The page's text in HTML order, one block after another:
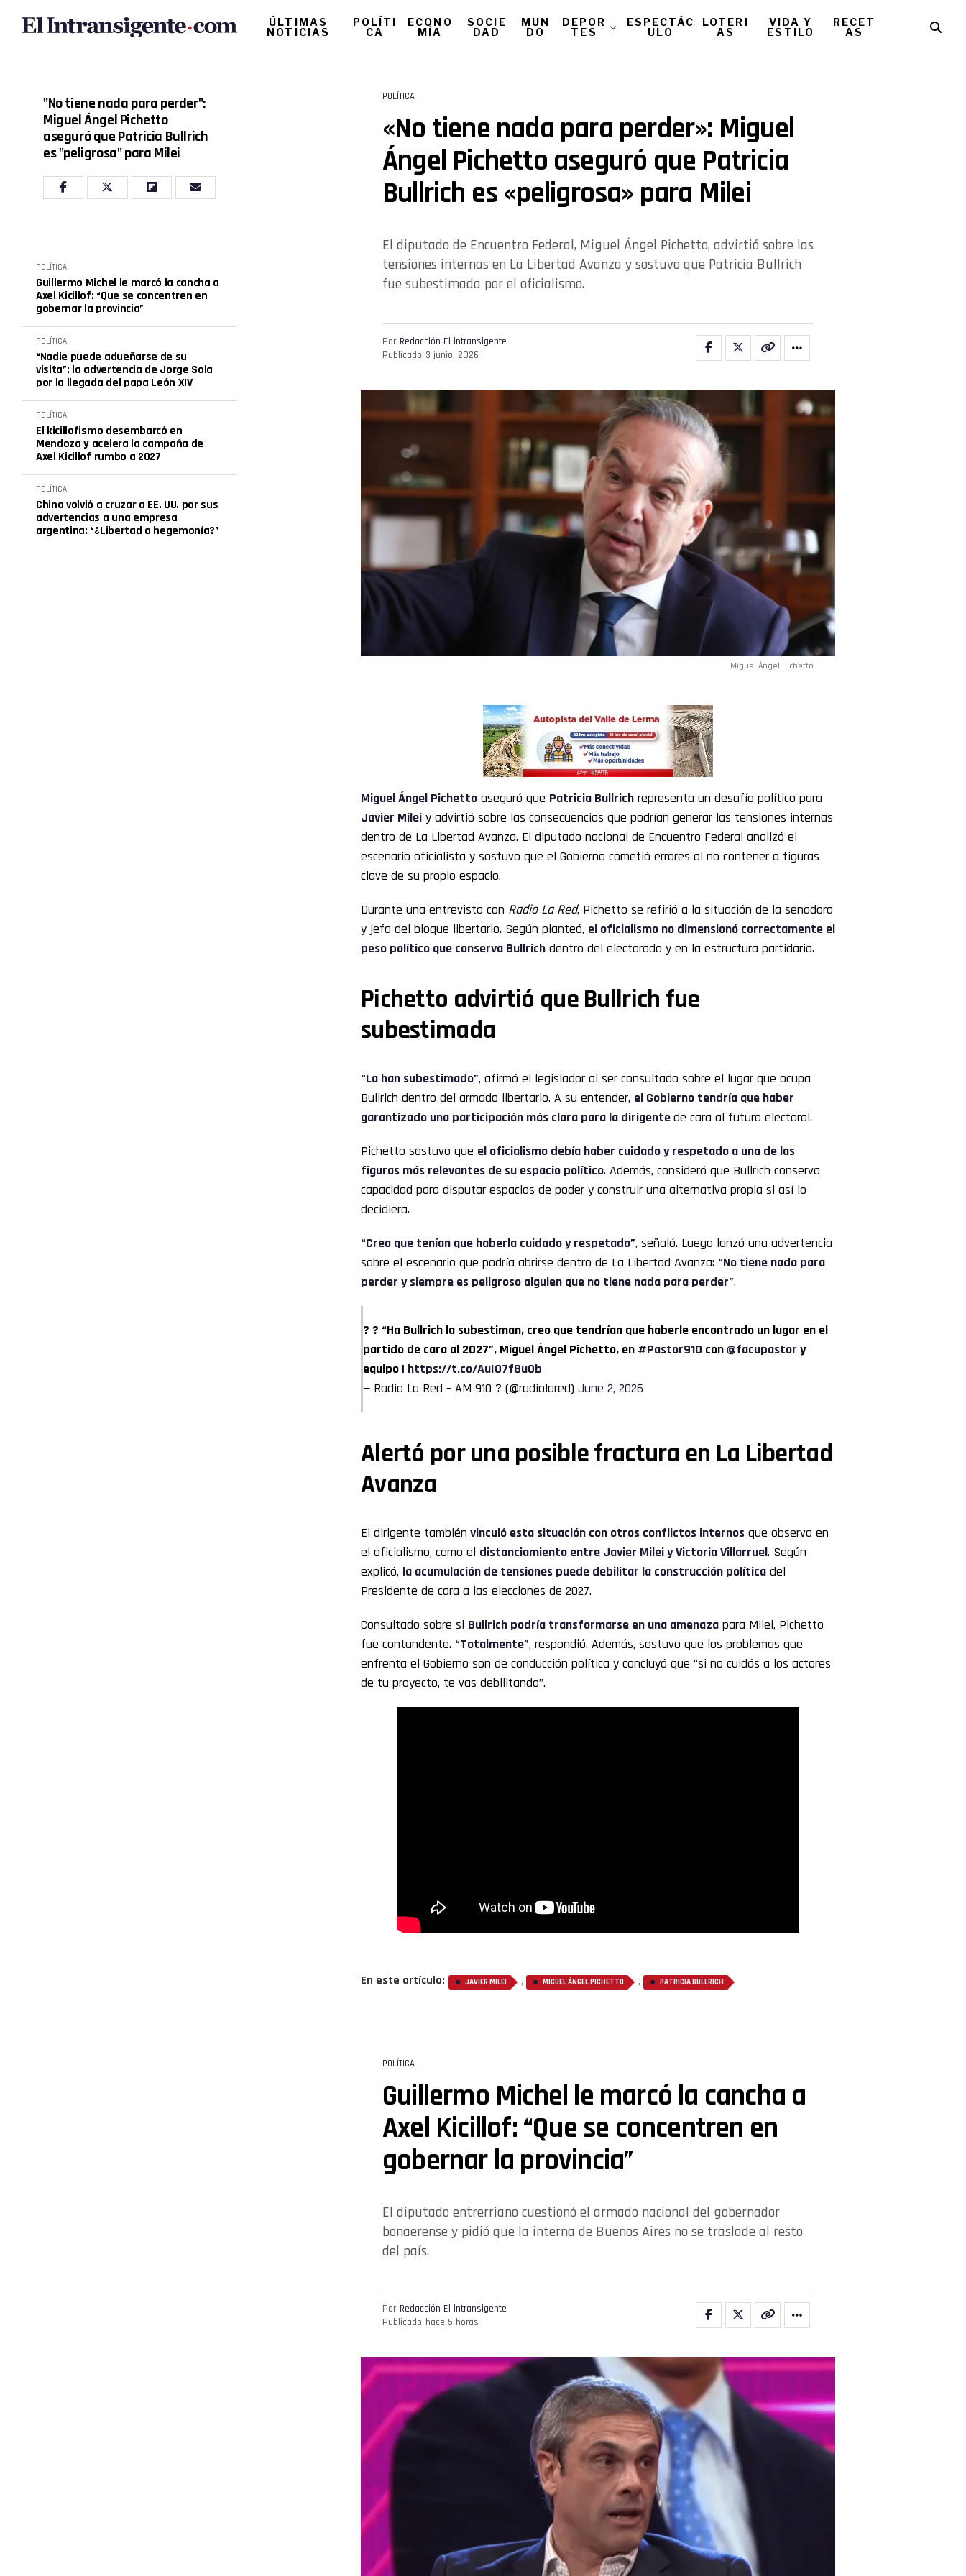
ÚLTIMAS
NOTICIAS
POLÍTI
CA
ECONO
MÍA
SOCIE
DAD
MUN
DO
DEPOR
TES
ESPECTÁC
ULO
LOTERI
AS
VIDA Y
ESTILO
RECET
AS
"No tiene nada para perder":
Miguel Ángel Pichetto
aseguró que Patricia Bullrich
es "peligrosa" para Milei
POLÍTICA
Guillermo Michel le marcó la cancha a
Axel Kicillof: “Que se concentren en
gobernar la provincia”
POLÍTICA
“Nadie puede adueñarse de su
visita”: la advertencia de Jorge Sola
por la llegada del papa León XIV
POLÍTICA
El kicillofismo desembarcó en
Mendoza y acelera la campaña de
Axel Kicillof rumbo a 2027
POLÍTICA
China volvió a cruzar a EE. UU. por sus
advertencias a una empresa
argentina: “¿Libertad o hegemonía?”
POLÍTICA
«No tiene nada para perder»: Miguel
Ángel Pichetto aseguró que Patricia
Bullrich es «peligrosa» para Milei
El diputado de Encuentro Federal, Miguel Ángel Pichetto, advirtió sobre las
tensiones internas en La Libertad Avanza y sostuvo que Patricia Bullrich
fue subestimada por el oficialismo.
Por Redacción El intransigente
Publicado 3 junio, 2026
Miguel Ángel Pichetto
Miguel Ángel Pichetto aseguró que Patricia Bullrich representa un desafío político para
Javier Milei y advirtió sobre las consecuencias que podrían generar las tensiones internas
dentro de La Libertad Avanza. El diputado nacional de Encuentro Federal analizó el
escenario oficialista y sostuvo que el Gobierno cometió errores al no contener a figuras
clave de su propio espacio.
Durante una entrevista con Radio La Red, Pichetto se refirió a la situación de la senadora
y jefa del bloque libertario. Según planteó, el oficialismo no dimensionó correctamente el
peso político que conserva Bullrich dentro del electorado y en la estructura partidaria.
Pichetto advirtió que Bullrich fue
subestimada
“La han subestimado”, afirmó el legislador al ser consultado sobre el lugar que ocupa
Bullrich dentro del armado libertario. A su entender, el Gobierno tendría que haber
garantizado una participación más clara para la dirigentede cara al futuro electoral.
Pichetto sostuvo que el oficialismo debía haber cuidado y respetado a una de las
figuras más relevantes de su espacio político. Además, consideró que Bullrich conserva
capacidad para disputar espacios de poder y construir una alternativa propia si así lo
decidiera.
“Creo que tenían que haberla cuidado y respetado”, señaló. Luego lanzó una advertencia
sobre el escenario que podría abrirse dentro de La Libertad Avanza: “No tiene nada para
perder y siempre es peligroso alguien que no tiene nada para perder”.
? ? “Ha Bullrich la subestiman, creo que tendrían que haberle encontrado un lugar en el
partido de cara al 2027”, Miguel Ángel Pichetto, en #Pastor910 con@facupastor y
equipo | https://t.co/AuI07f8u0b
— Radio La Red – AM 910 ? (@radiolared) June 2, 2026
Alertó por una posible fractura en La Libertad
Avanza
El dirigente también vinculó esta situación con otros conflictos internos que observa en
el oficialismo, como el distanciamiento entre Javier Milei y Victoria Villarruel. Según
explicó, la acumulación de tensiones puede debilitar la construcción política del
Presidente de cara a las elecciones de 2027.
Consultado sobre si Bullrich podría transformarse en una amenaza para Milei, Pichetto
fue contundente. “Totalmente”, respondió. Además, sostuvo que los problemas que
enfrenta el Gobierno son de conducción política y concluyó que “si no cuidás a los actores
de tu proyecto, te vas debilitando”.
En este artículo: JAVIER MILEI , MIGUEL ÁNGEL PICHETTO , PATRICIA BULLRICH
POLÍTICA
Guillermo Michel le marcó la cancha a
Axel Kicillof: “Que se concentren en
gobernar la provincia”
El diputado entrerriano cuestionó el armado nacional del gobernador
bonaerense y pidió que la interna de Buenos Aires no se traslade al resto
del país.
Por Redacción El intransigente
Publicado hace 5 horas